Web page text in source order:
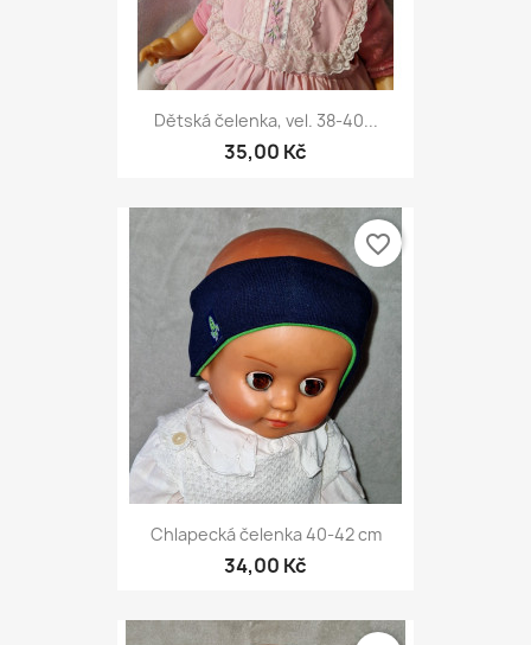
Dětská čelenka, vel. 38-40...
35,00 Kč
Chlapecká čelenka 40-42 cm
34,00 Kč
favorite_border